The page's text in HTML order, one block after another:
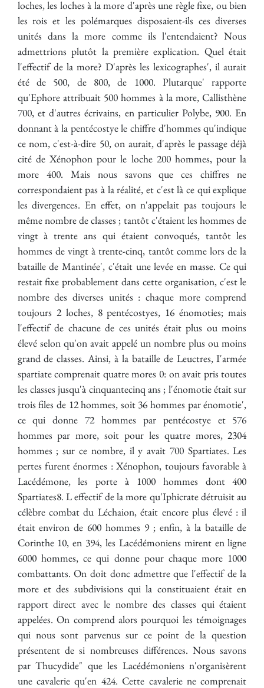
loches, les loches à la more d'après une règle fixe, ou bien
les rois et les polémarques disposaient-ils ces diverses
unités dans la more comme ils l'entendaient? Nous
admettrions plutôt la première explication. Quel était
l'effectif de la more? D'après les lexicographes', il aurait
été de 500, de 800, de 1000. Plutarque' rapporte
qu'Ephore attribuait 500 hommes à la more, Callisthène
700, et d'autres écrivains, en particulier Polybe, 900. En
donnant à la pentécostye le chiffre d'hommes qu'indique
ce nom, c'est-à-dire 50, on aurait, d'après le passage déjà
cité de Xénophon pour le loche 200 hommes, pour la
more 400. Mais nous savons que ces chiffres ne
correspondaient pas à la réalité, et c'est là ce qui explique
les divergences. En effet, on n'appelait pas toujours le
même nombre de classes ; tantôt c'étaient les hommes de
vingt à trente ans qui étaient convoqués, tantôt les
hommes de vingt à trente-cinq, tantôt comme lors de la
bataille de Mantinée', c'était une levée en masse. Ce qui
restait fixe probablement dans cette organisation, c'est le
nombre des diverses unités : chaque more comprend
toujours 2 loches, 8 pentécostyes, 16 énomoties; mais
l'effectif de chacune de ces unités était plus ou moins
élevé selon qu'on avait appelé un nombre plus ou moins
grand de classes. Ainsi, à la bataille de Leuctres, I'armée
spartiate comprenait quatre mores 0: on avait pris toutes
les classes jusqu'à cinquantecinq ans ; l'énomotie était sur
trois files de 12 hommes, soit 36 hommes par énomotie',
ce qui donne 72 hommes par pentécostye et 576
hommes par more, soit pour les quatre mores, 2304
hommes ; sur ce nombre, il y avait 700 Spartiates. Les
pertes furent énormes : Xénophon, toujours favorable à
Lacédémone, les porte à 1000 hommes dont 400
Spartiates8. L effectif de la more qu'Iphicrate détruisit au
célèbre combat du Léchaion, était encore plus élevé : il
était environ de 600 hommes 9 ; enfin, à la bataille de
Corinthe 10, en 394, les Lacédémoniens mirent en ligne
6000 hommes, ce qui donne pour chaque more 1000
combattants. On doit donc admettre que l'effectif de la
more et des subdivisions qui la constituaient était en
rapport direct avec le nombre des classes qui étaient
appelées. On comprend alors pourquoi les témoignages
qui nous sont parvenus sur ce point de la question
présentent de si nombreuses différences. Nous savons
par Thucydide" que les Lacédémoniens n'organisèrent
une cavalerie qu'en 424. Cette cavalerie ne comprenait